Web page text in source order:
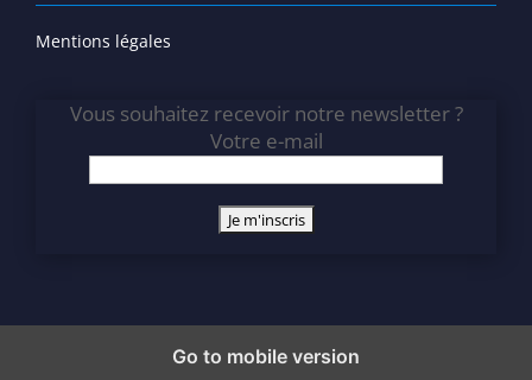
Mentions légales
Vous souhaitez recevoir notre newsletter ?
Votre e-mail
Go to mobile version